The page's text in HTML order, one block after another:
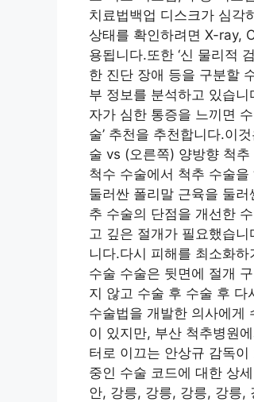
치료법백업 디스크가 심각
상태를 확인하려면 X-ray,
용됩니다.또한 ‘신 물리적
한 진단 장애 등을 구분할
부 정보를 분석하고 있습
자가 심한 통증을 느끼면
술’ 추천을 추천합니다.이
술 vs (오른쪽) 양방향 척
척수 수술에서 척추 수술
둘러싼 폴리말 근육을 둘
추 수술의 단점을 개선한
고 깊은 절개가 필요했습
니다.다시 피해를 최소화
수술 수술은 뒷면에 절개
지 않고 수술 후 수술 후
수술법을 개발한 의사에게
이 있지만, 부산 척추병원
터로 이끄는 안상규 감독
중인 수술 코드에 대한 상
안, 강릉, 강릉, 강릉, 강릉,